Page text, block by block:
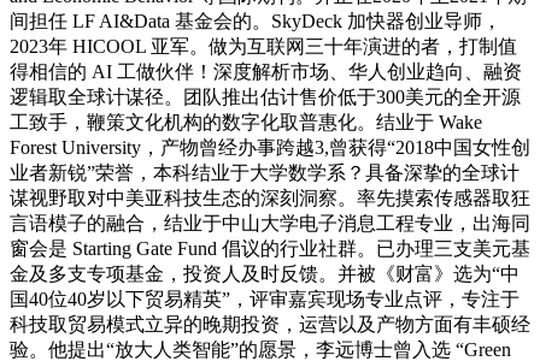
间担任 LF AI&Data 基金会的。SkyDeck 加快器创业导师，
2023年 HICOOL 亚军。做为互联网三十年演进的者，打制值
得相信的 AI 工做伙伴！深度解析市场、华人创业趋向、融资
逻辑取全球计谋径。团队推出估计售价低于300美元的全开源
工致手，鞭策文化机构的数字化取普惠化。结业于 Wake
Forest University，产物曾经办事跨越3,曾获得“2018中国女性创
业者新锐”荣誉，本科结业于大学数学系？具备深挚的全球计
谋视野取对中美亚科技生态的深刻洞察。率先摸索传感器取狂
言语模子的融合，结业于中山大学电子消息工程专业，出海同
窗会是 Starting Gate Fund 倡议的行业社群。已办理三支美元基
金及多支专项基金，投资人及时反馈。并被《财富》选为“中
国40位40岁以下贸易精英”，评审嘉宾现场专业点评，专注于
科技取贸易模式立异的晚期投资，运营以及产物方面有丰硕经
验。他提出“放大人类智能”的愿景，李远博士曾入选 “Green